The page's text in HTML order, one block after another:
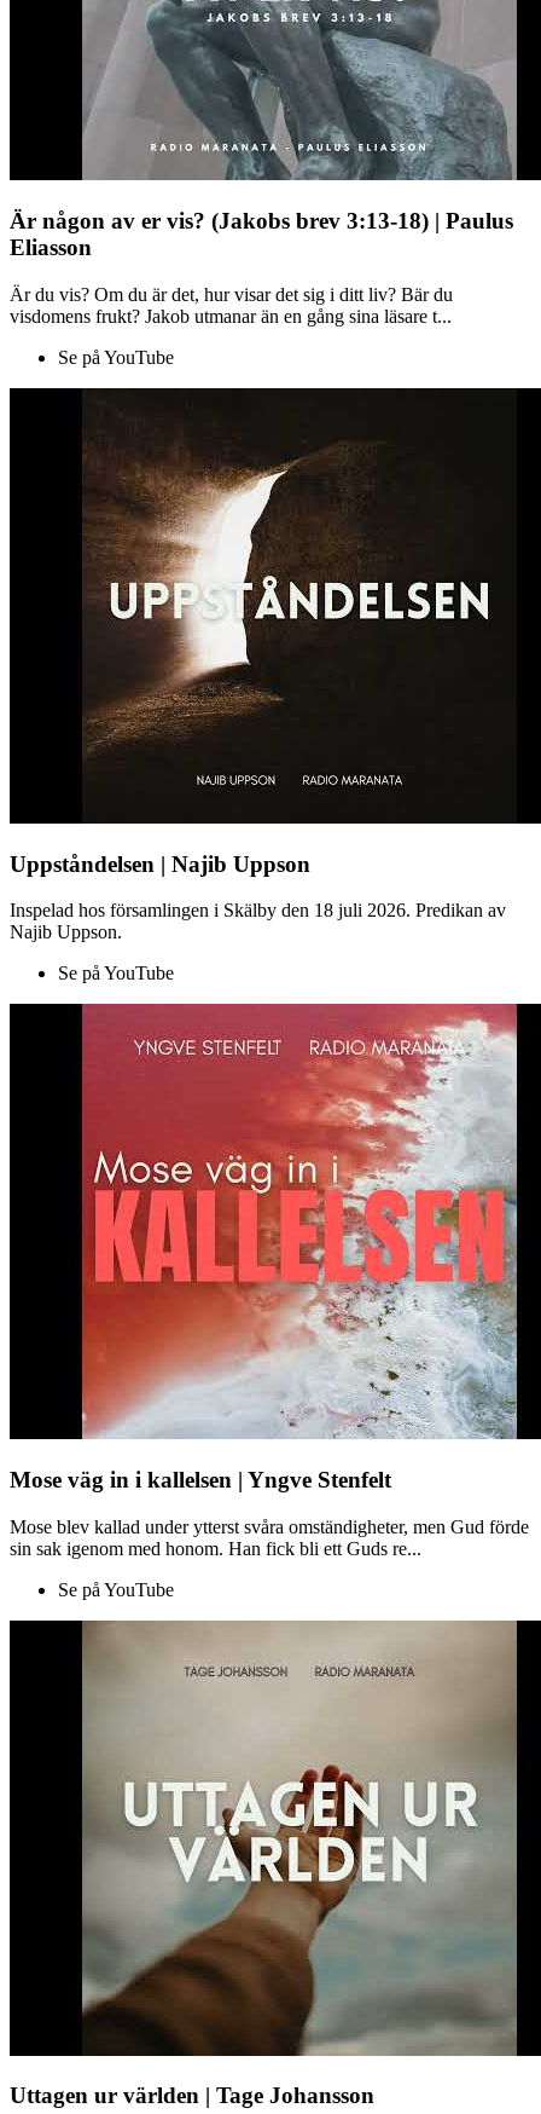
Är någon av er vis? (Jakobs brev 3:13-18) | Paulus
Eliasson
Är du vis? Om du är det, hur visar det sig i ditt liv? Bär du
visdomens frukt? Jakob utmanar än en gång sina läsare t...
Se på YouTube
Uppståndelsen | Najib Uppson
Inspelad hos församlingen i Skälby den 18 juli 2026. Predikan av
Najib Uppson.
Se på YouTube
Mose väg in i kallelsen | Yngve Stenfelt
Mose blev kallad under ytterst svåra omständigheter, men Gud förde
sin sak igenom med honom. Han fick bli ett Guds re...
Se på YouTube
Uttagen ur världen | Tage Johansson